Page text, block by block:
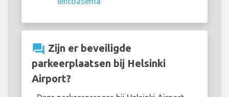
question_answer Zijn er beveiligde
parkeerplaatsen bij Helsinki
Airport?